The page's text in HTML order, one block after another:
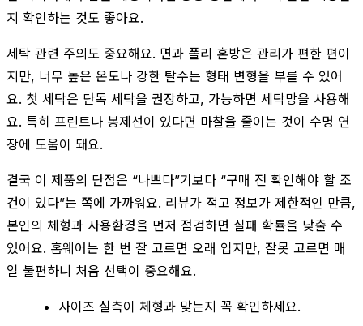
지 확인하는 것도 좋아요.
세탁 관련 주의도 중요해요. 면과 폴리 혼방은 관리가 편한 편이
지만, 너무 높은 온도나 강한 탈수는 형태 변형을 부를 수 있어
요. 첫 세탁은 단독 세탁을 권장하고, 가능하면 세탁망을 사용해
요. 특히 프린트나 봉제선이 있다면 마찰을 줄이는 것이 수명 연
장에 도움이 돼요.
결국 이 제품의 단점은 “나쁘다”기보다 “구매 전 확인해야 할 조
건이 있다”는 쪽에 가까워요. 리뷰가 적고 정보가 제한적인 만큼,
본인의 체형과 사용환경을 먼저 점검하면 실패 확률을 낮출 수
있어요. 홈웨어는 한 번 잘 고르면 오래 입지만, 잘못 고르면 매
일 불편하니 처음 선택이 중요해요.
사이즈 실측이 체형과 맞는지 꼭 확인하세요.